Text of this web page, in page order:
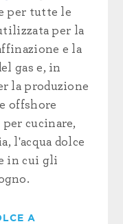
per tutte le
per la
e la
gas e, in
la produzione
offshore
cucinare,
l'acqua dolce
in cui gli
A